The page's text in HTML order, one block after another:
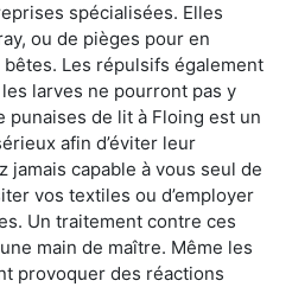
spécialisées. Elles
ou de pièges pour en
Les répulsifs également
larves ne pourront pas y
punaises de lit à Floing est un
afin d’éviter leur
jamais capable à vous seul de
vos textiles ou d’employer
Un traitement contre ces
main de maître. Même les
provoquer des réactions